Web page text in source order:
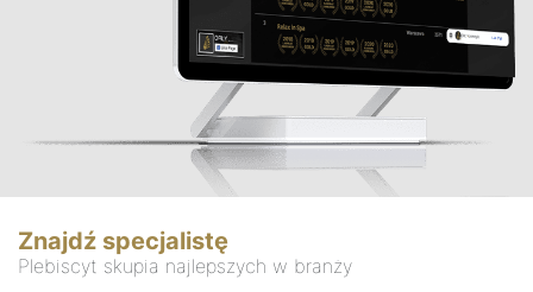
Znajdź specjalistę
Plebiscyt skupia najlepszych w branży